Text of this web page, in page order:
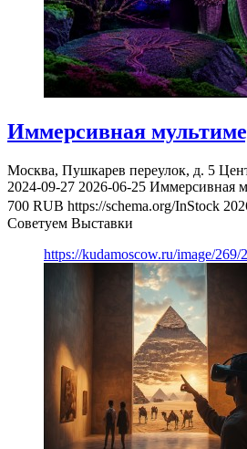
Иммерсивная
Москва, Пушкарев переулок, д. 5
2024-09-27 2026-06-25 Иммерсивная
700 RUB https://schema.org/InStock
Советуем Выставки
https://kudamoscow.ru/image/